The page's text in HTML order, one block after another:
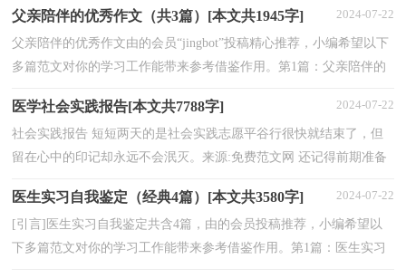
父亲陪伴的优秀作文（共3篇）[本文共1945字] 2024-07-22
父亲陪伴的优秀作文由的会员“jingbot”投稿精心推荐，小编希望以下
多篇范文对你的学习工作能带来参考借鉴作用。第1篇：父亲陪伴的
医学社会实践报告[本文共7788字] 2024-07-22
社会实践报告 短短两天的是社会实践志愿平谷行很快就结束了，但
留在心中的印记却永远不会泯灭。来源:免费范文网 还记得前期准备
医生实习自我鉴定（经典4篇）[本文共3580字] 2024-07-22
[引言]医生实习自我鉴定共含4篇，由的会员投稿推荐，小编希望以
下多篇范文对你的学习工作能带来参考借鉴作用。第1篇：医生实习